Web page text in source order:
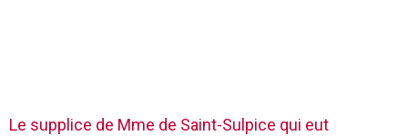
Le supplice de Mme de Saint-Sulpice qui eut